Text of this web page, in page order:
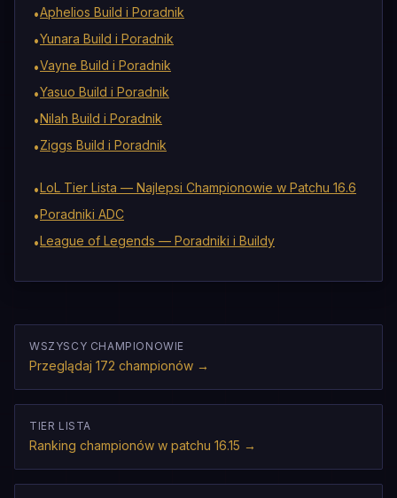
•Aphelios Build i Poradnik
•Yunara Build i Poradnik
•Vayne Build i Poradnik
•Yasuo Build i Poradnik
•Nilah Build i Poradnik
•Ziggs Build i Poradnik
•LoL Tier Lista — Najlepsi Championowie w Patchu 16.6
•Poradniki ADC
•League of Legends — Poradniki i Buildy
WSZYSCY CHAMPIONOWIE
Przeglądaj 172 championów →
TIER LISTA
Ranking championów w patchu 16.15 →